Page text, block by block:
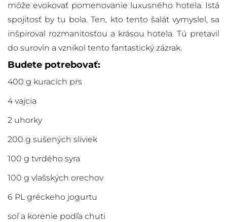
môže evokovať pomenovanie luxusného hotela. Istá
spojitosť by tu bola. Ten, kto tento šalát vymyslel, sa
inšpiroval rozmanitosťou a krásou hotela. Tú pretavil
do surovín a vznikol tento fantastický zázrak.
Budete potrebovať:
400 g kuracích pŕs
4 vajcia
2 uhorky
200 g sušených sliviek
100 g tvrdého syra
100 g vlašských orechov
6 PL gréckeho jogurtu
soľ a korenie podľa chuti